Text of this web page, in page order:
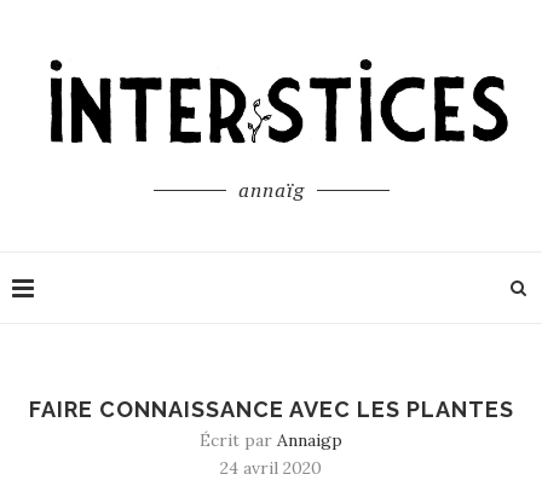
annaïg
FAIRE CONNAISSANCE AVEC LES PLANTES
Écrit par Annaigp
24 avril 2020